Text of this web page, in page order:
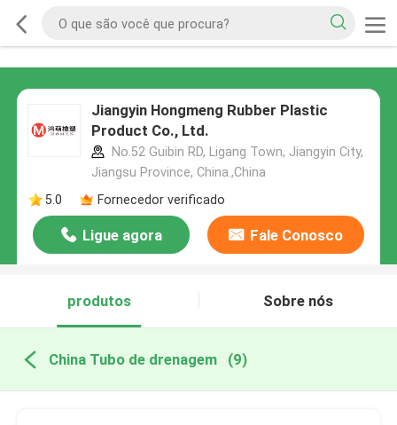
Jiangyin Hongmeng Rubber Plastic
Product Co., Ltd.
No.52 Guibin RD, Ligang Town, Jiangyin City,
Jiangsu Province, China.,China
5.0
Fornecedor verificado
Ligue agora Fale Conosco
produtos Sobre nós
China Tubo de drenagem (9)